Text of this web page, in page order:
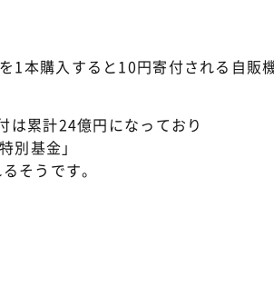
1本購入すると10円寄付される自販
は累計24億円になっており
別基金」
そうです。